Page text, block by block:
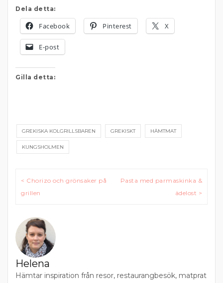
Dela detta:
Facebook Pinterest X
E-post
Gilla detta:
GREKISKA KOLGRILLSBAREN GREKISKT HÄMTMAT
KUNGSHOLMEN
Inläggsnavigering
< Chorizo och grönsaker på
grillen
Pasta med parmaskinka &
ädelost >
Helena
Hämtar inspiration från resor, restaurangbesök, matprat